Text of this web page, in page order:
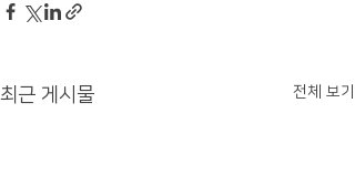
최근 게시물 전체 보기